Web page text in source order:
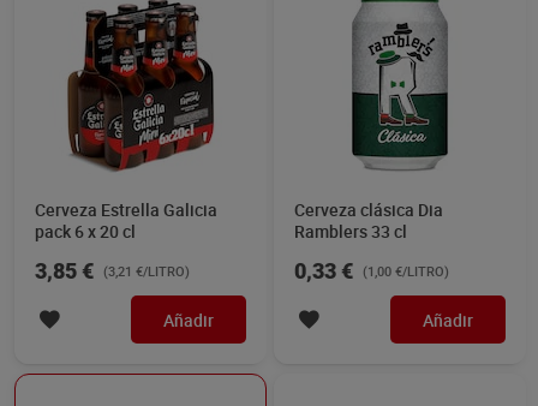
Cerveza Estrella Galicia
pack 6 x 20 cl
3,85 € (3,21 €/LITRO)
Añadir
Cerveza clásica Dia
Ramblers 33 cl
0,33 € (1,00 €/LITRO)
Añadir